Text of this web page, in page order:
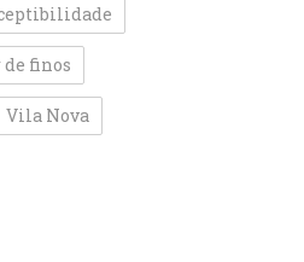
de finos
Vila Nova